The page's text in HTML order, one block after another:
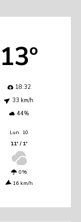
13º
18:32
33 km/h
44%
Lun. 10
11º / 1º
0%
16 km/h